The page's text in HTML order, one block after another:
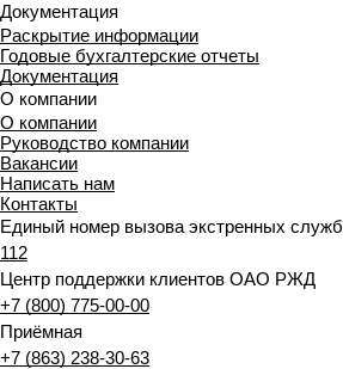
Документация
Раскрытие информации
Годовые бухгалтерские отчеты
Документация
О компании
О компании
Руководство компании
Вакансии
Написать нам
Контакты
Единый номер вызова экстренных служб
112
Центр поддержки клиентов ОАО РЖД
+7 (800) 775-00-00
Приёмная
+7 (863) 238-30-63